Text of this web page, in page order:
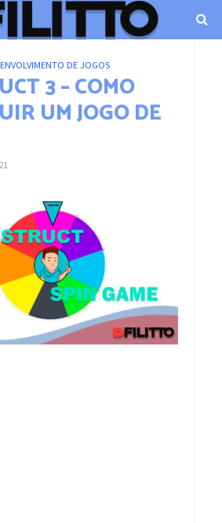
DE JOGOS
3 – COMO
UM JOGO DE